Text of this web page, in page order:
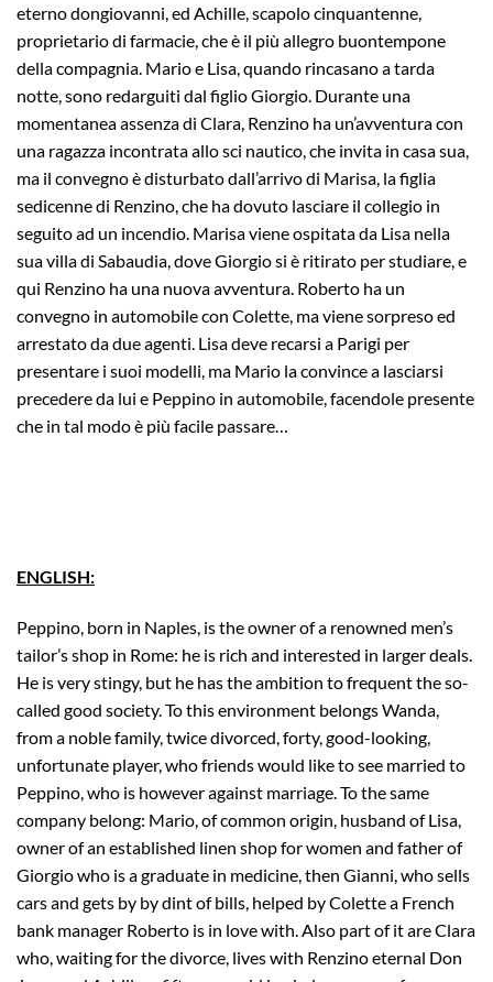
eterno dongiovanni, ed Achille, scapolo cinquantenne,
proprietario di farmacie, che è il più allegro buontempone
della compagnia. Mario e Lisa, quando rincasano a tarda
notte, sono redarguiti dal figlio Giorgio. Durante una
momentanea assenza di Clara, Renzino ha un’avventura con
una ragazza incontrata allo sci nautico, che invita in casa sua,
ma il convegno è disturbato dall’arrivo di Marisa, la figlia
sedicenne di Renzino, che ha dovuto lasciare il collegio in
seguito ad un incendio. Marisa viene ospitata da Lisa nella
sua villa di Sabaudia, dove Giorgio si è ritirato per studiare, e
qui Renzino ha una nuova avventura. Roberto ha un
convegno in automobile con Colette, ma viene sorpreso ed
arrestato da due agenti. Lisa deve recarsi a Parigi per
presentare i suoi modelli, ma Mario la convince a lasciarsi
precedere da lui e Peppino in automobile, facendole presente
che in tal modo è più facile passare…
ENGLISH:
Peppino, born in Naples, is the owner of a renowned men’s
tailor’s shop in Rome: he is rich and interested in larger deals.
He is very stingy, but he has the ambition to frequent the so-
called good society. To this environment belongs Wanda,
from a noble family, twice divorced, forty, good-looking,
unfortunate player, who friends would like to see married to
Peppino, who is however against marriage. To the same
company belong: Mario, of common origin, husband of Lisa,
owner of an established linen shop for women and father of
Giorgio who is a graduate in medicine, then Gianni, who sells
cars and gets by by dint of bills, helped by Colette a French
bank manager Roberto is in love with. Also part of it are Clara
who, waiting for the divorce, lives with Renzino eternal Don